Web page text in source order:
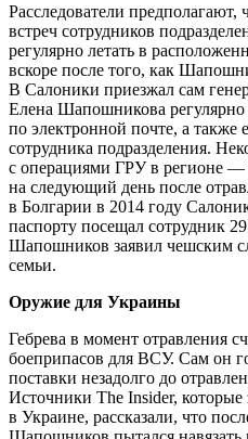
Расследователи предполагают,
встреч сотрудников
регулярно летать в
вскоре после того, как
В Салоники приезжал сам
Елена Шапошникова регулярно
по электронной почте, а
сотрудника подразделения.
с операциями ГРУ в регионе —
на следующий день после
в Болгарии в 2014 году
паспорту посещал сотрудник
Шапошников заявил чешским
семьи.
Оружие для Украины
Гебрева в момент отравления
боеприпасов для ВСУ. Сам он
поставки незадолго до
Источники The Insider,
в Украине, рассказали, что